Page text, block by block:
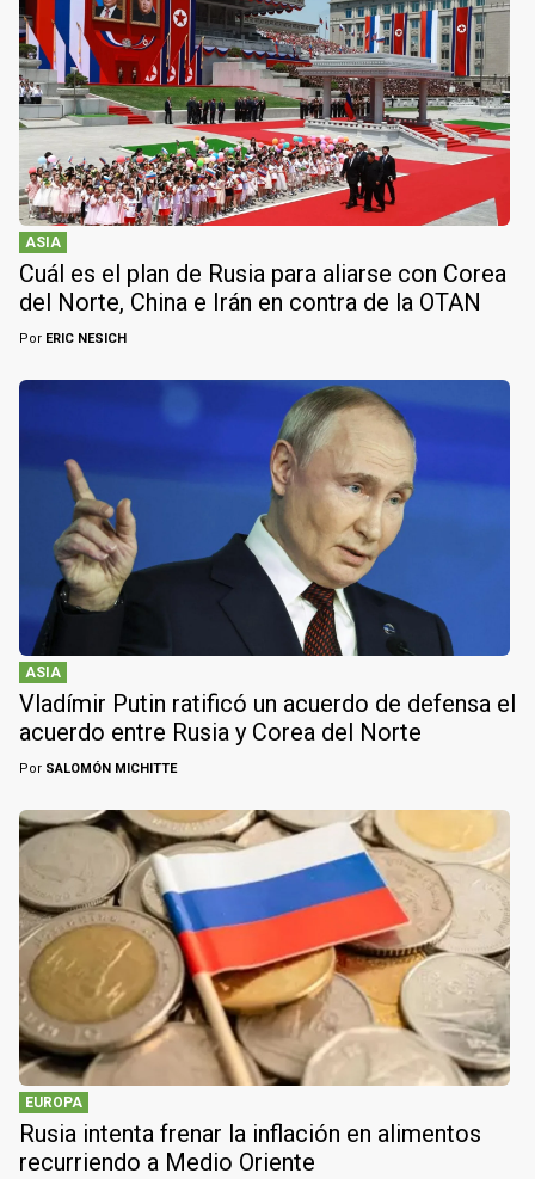
ASIA
Cuál es el plan de Rusia para aliarse con Corea
del Norte, China e Irán en contra de la OTAN
Por ERIC NESICH
ASIA
Vladímir Putin ratificó un acuerdo de defensa el
acuerdo entre Rusia y Corea del Norte
Por SALOMÓN MICHITTE
EUROPA
Rusia intenta frenar la inflación en alimentos
recurriendo a Medio Oriente